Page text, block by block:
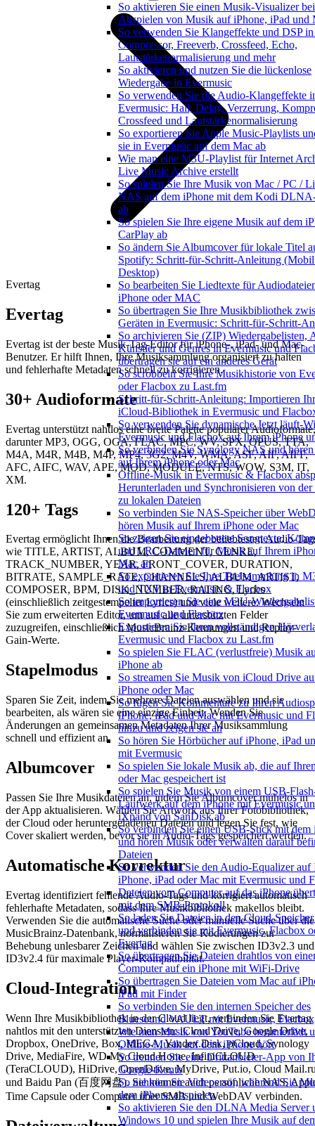
So aktivieren Sie einen Musik-Visualizer
Abspielen von Musik auf iPhone, iPad und
So verwenden Sie Klangeffekte und DSP
Compressor, Freeverb, Crossfeed, Echo,
Lautstärkenormalisierung und mehr
So aktivieren und nutzen Sie die lückenlose
Wiedergabe in Evermusic
So verwenden Sie die Audio-Klangeffekte
Evermusic: Hall, Delay, Verzerrung,
Crossfeed und Lautstärkenormalisierung
So exportieren Sie Apple Music-Playlists
sie in Evermusic auf dem Mac ab
Wie man eine M3U-Playlist für Internet
Live Music Archive erstellt
So spielen Sie Ihre Musik von Mac / PC /
NAS auf dem iPhone mit dem Kodi
ab
So spielen Sie Ihre eigene Musik auf dem
CarPlay ab
So ändern Sie Albumcover für lokale Titel
Spotify: Schritt-für-Schritt-Anleitung
Desktop)
So bearbeiten Sie Liedtexte für
iPhone oder MAC
So übertragen Sie Ihre Musikbibliothek
Geräten in Evermusic: Schritt-für-Schritt-
So archivieren Sie (ZIP) Wiedergabelisten,
Künstler und Genres in Evermusic und
übertragen sie auf ein anderes Gerät
So scrobbeln Sie Ihre Musikhistorie von
oder Flacbox zu Last.fm
Schritt-für-Schritt-Anleitung: Importieren
iCloud-Bibliothek in Evermusic und
So verwenden Sie dynamische Jetzt läuft-
Evermusic und Flacbox auf Ihrem iPhone
So verbinden Sie Synology NAS und
auf Ihrem iPhone oder Mac
Offline-Musik in Evermusic & Flacbox
Herunterladen und Synchronisieren von
zu lokalen Dateien
So verbinden Sie NAS-Speicher über
hören Musik auf Ihrem iPhone oder Mac
So zeigen Sie eingebettete Songtexte,
und LRC-Dateien für Musik auf Ihrem
Mac an
So exportieren Sie Ihre Titelsammlung in
und TXT in Evermusic & Flacbox
So importieren Sie eine M3U-
Evermusic und Flacbox
Exportieren Sie Ihren vollständigen
Evermusic und Flacbox zu Last.fm
So spielen Sie FLAC (verlustfreie) Musik
iPhone ab
So streamen Sie Musik von iCloud Drive
iPhone oder Mac
So fügen Sie Kommentare zu Ihren
iPhone, iPad und Mac mit Evermusic und
hinzu und zeigen sie an
So hören Sie Hörbücher auf iPhone, iPad
mit Evermusic
So spielen Sie lokale Musik ab, die auf
oder Mac gespeichert ist
So spielen Sie Musik von einem USB-
Laufwerk auf dem iPhone mit Evermusic
iXpand von SanDisk ab
So verbinden Sie einen USB-Stick mit dem
und hören Musik oder verwalten darauf
Dateien
So verwenden Sie den Audio-Equalizer auf
iPhone, iPad oder Mac mit Evermusic und
Dateien vom Computer auf das iPhone
mit dem SMB-Protokoll
So laden Sie Dateien in den Cloud-
und verbinden sie mit Evermusic, Flacbox
Evertag
So übertragen Sie Dateien drahtlos von
Computer auf ein iPhone mit WiFi-Drive
So übertragen Sie Dateien vom Mac auf
iPad mit Finder
So verbinden Sie den internen Speicher des
Bluesound VAULT mit Evermusic,
Wie man Musik von YouTube herunterlädt
Offline-Musik auf dem iPhone hört
So trennen Sie eine Drittanbieter-App von
Google-Konto
So nehmen Sie Videos auf, während Sie
dem iPhone abspielen
So aktivieren Sie den DLNA Media Server
Windows 10 und spielen Ihre Musik auf
Evertag
Evertag
Evertag ist der beste Musik-Tag-Editor für iPhone-, iPad- und Mac-
Benutzer. Er hilft Ihnen, Ihre Musiksammlung organisiert zu halten
und fehlerhafte Metadaten schnell zu korrigieren.
30+ Audioformate
Evertag unterstützt nahtlos eine breite Palette populärer Audioformate,
darunter MP3, OGG, OGA, FLAC, MPC, WV, SPX, OPUS, TTA,
M4A, M4R, M4B, M4P, MP4, 3G2, M4V, WMA, ASF, AIF, AIFF,
AFC, AIFC, WAV, APE, MOD, MODULE, NTS, WOW, S3M, IT,
XM.
120+ Tags
Evertag ermöglicht Ihnen die Bearbeitung der beliebtesten Audio-
wie TITLE, ARTIST, ALBUM, COMMENT, GENRE,
TRACK_NUMBER, YEAR, FRONT_COVER, DURATION,
BITRATE, SAMPLE_RATE, CHANNELS, ALBUM_ARTIST,
COMPOSER, BPM, DISK_NUMBER, RATING, Lyrics
(einschließlich zeitgestempelter Lyrics) und viele weitere. Wechseln
Sie zum erweiterten Editor, um auf alle unterstützten Felder
zuzugreifen, einschließlich MusicBrainz-Kennungen und Replay-
Gain-Werte.
Stapelmodus
Sparen Sie Zeit, indem Sie mehrere Dateien auswählen und sie
bearbeiten, als wären sie eine einzige Einheit. Wenden Sie
Änderungen an gemeinsamen Metadaten Ihrer Musiksammlung
schnell und effizient an.
Albumcover
Passen Sie Ihre Musikdateien an, indem Sie Albumcover mühelos in
der App aktualisieren. Wählen Sie Artwork aus Ihrer Fotobibliothek,
der Cloud oder heruntergeladenen Dateien und legen Sie fest, wie
Cover skaliert werden, bevor sie in Audio-Tags gespeichert werden.
Automatische Korrektur
Evertag identifiziert fehlende Audio-Tags und korrigiert automatisch
fehlerhafte Metadaten, sodass Ihre Musikbibliothek makellos bleibt.
Verwenden Sie die automatische Suche oder manuelle Suche über die
MusicBrainz-Datenbank, normalisieren Sie Kodierungen zur
Behebung unlesbarer Zeichen und wählen Sie zwischen ID3v2.3 und
ID3v2.4 für maximale Player-Kompatibilität.
Cloud-Integration
Wenn Ihre Musikbibliothek in der Cloud liegt, verbinden Sie Evertag
nahtlos mit den unterstützten Diensten: iCloud Drive, Google Drive,
Dropbox, OneDrive, Box, MEGA, Yandex.Disk, pCloud, Synology
Drive, MediaFire, WD My Cloud Home, InfiniCLOUD
(TeraCLOUD), HiDrive, OpenDrive, MyDrive, Put.io, Cloud
und Baidu Pan (百度网盘). Sie können auch persönliche NAS,
Time Capsule oder Computer über SMB und WebDAV verbinden.